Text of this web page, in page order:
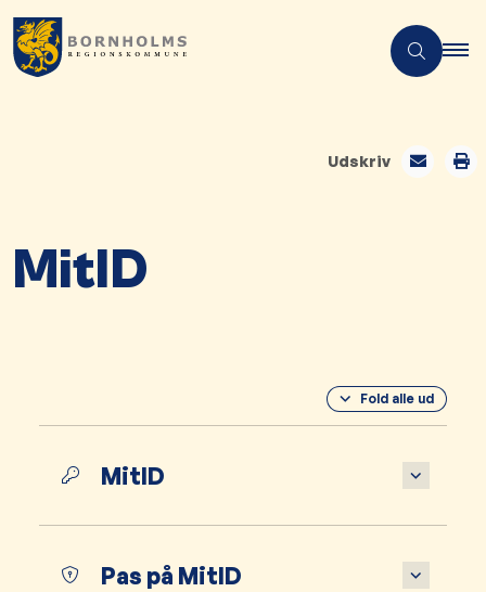
Udskriv
MitID
Fold alle ud
MitID
Pas på MitID